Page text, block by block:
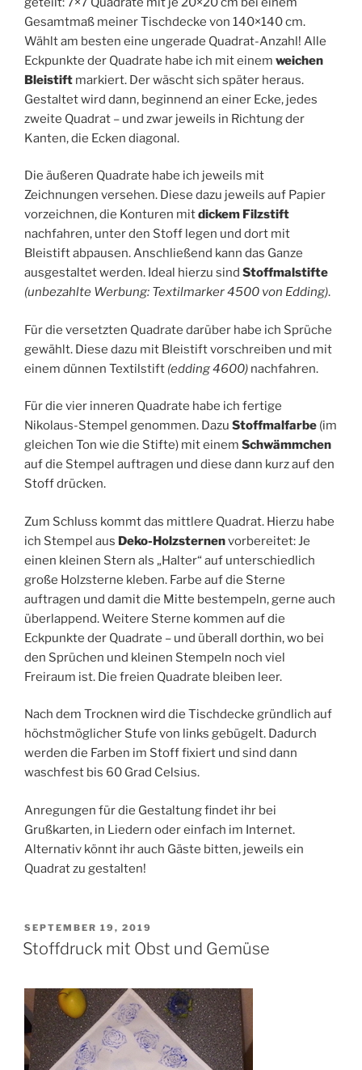
Gesamtmaß meiner Tischdecke von 140×140 cm.
Wählt am besten eine ungerade Quadrat-Anzahl! Alle
Eckpunkte der Quadrate habe ich mit einem weichen
Bleistift markiert. Der wäscht sich später heraus.
Gestaltet wird dann, beginnend an einer Ecke, jedes
zweite Quadrat – und zwar jeweils in Richtung der
Kanten, die Ecken diagonal.
Die äußeren Quadrate habe ich jeweils mit
Zeichnungen versehen. Diese dazu jeweils auf Papier
vorzeichnen, die Konturen mitdickem Filzstift
nachfahren, unter den Stoff legen und dort mit
Bleistift abpausen. Anschließend kann das Ganze
ausgestaltet werden. Ideal hierzu sind Stoffmalstifte
(unbezahlte Werbung: Textilmarker 4500 von Edding).
Für die versetzten Quadrate darüber habe ich Sprüche
gewählt. Diese dazu mit Bleistift vorschreiben und mit
einem dünnen Textilstift (edding 4600) nachfahren.
Für die vier inneren Quadrate habe ich fertige
Nikolaus-Stempel genommen. Dazu Stoffmalfarbe (im
gleichen Ton wie die Stifte) mit einem Schwämmchen
auf die Stempel auftragen und diese dann kurz auf den
Stoff drücken.
Zum Schluss kommt das mittlere Quadrat. Hierzu habe
ich Stempel aus Deko-Holzsternenvorbereitet: Je
einen kleinen Stern als „Halter“ auf unterschiedlich
große Holzsterne kleben. Farbe auf die Sterne
auftragen und damit die Mitte bestempeln, gerne auch
überlappend. Weitere Sterne kommen auf die
Eckpunkte der Quadrate – und überall dorthin, wo bei
den Sprüchen und kleinen Stempeln noch viel
Freiraum ist. Die freien Quadrate bleiben leer.
Nach dem Trocknen wird die Tischdecke gründlich auf
höchstmöglicher Stufe von links gebügelt. Dadurch
werden die Farben im Stoff fixiert und sind dann
waschfest bis 60 Grad Celsius.
Anregungen für die Gestaltung findet ihr bei
Grußkarten, in Liedern oder einfach im Internet.
Alternativ könnt ihr auch Gäste bitten, jeweils ein
Quadrat zu gestalten!
VERÖFFENTLICHT
AM
SEPTEMBER 19, 2019
Stoffdruck mit Obst und Gemüse